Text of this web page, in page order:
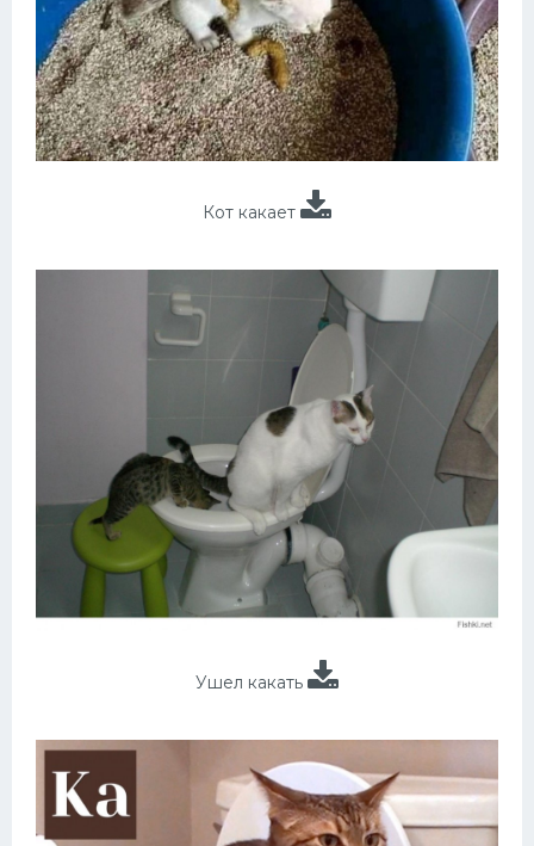
Кот какает
Ушел какать